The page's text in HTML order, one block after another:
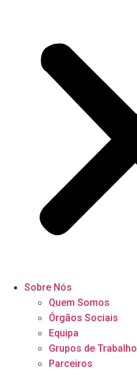
Sobre Nós
Quem Somos
Órgãos Sociais
Equipa
Grupos de Trabalho
Parceiros